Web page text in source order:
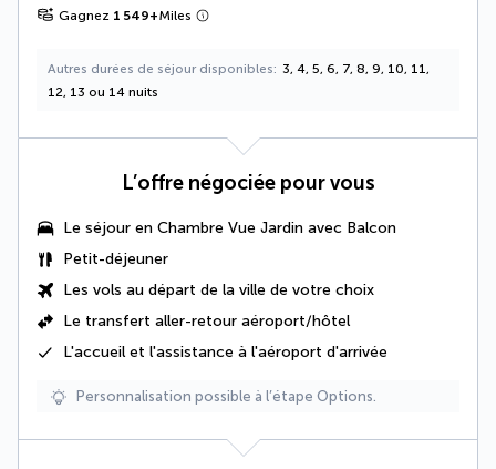
Gagnez 1 549+Miles
Autres durées de séjour disponibles
3, 4, 5, 6, 7, 8, 9, 10, 11,
12, 13 ou 14 nuits
L’offre négociée pour vous
Le séjour en Chambre Vue Jardin avec Balcon
Petit-déjeuner
Les vols au départ de la ville de votre choix
Le transfert aller-retour aéroport/hôtel
L'accueil et l'assistance à l'aéroport d'arrivée
Personnalisation possible à l’étape Options.